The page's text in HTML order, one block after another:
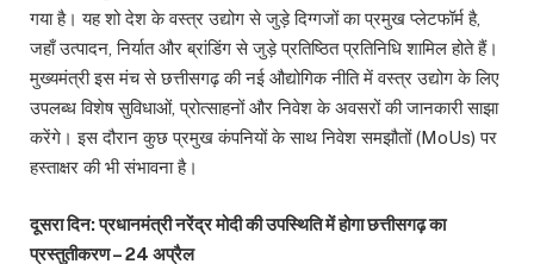
गया है। यह शो देश के वस्त्र उद्योग से जुड़े दिग्गजों का प्रमुख प्लेटफॉर्म है,
जहाँ उत्पादन, निर्यात और ब्रांडिंग से जुड़े प्रतिष्ठित प्रतिनिधि शामिल होते हैं।
मुख्यमंत्री इस मंच से छत्तीसगढ़ की नई औद्योगिक नीति में वस्त्र उद्योग के लिए
उपलब्ध विशेष सुविधाओं, प्रोत्साहनों और निवेश के अवसरों की जानकारी साझा
करेंगे। इस दौरान कुछ प्रमुख कंपनियों के साथ निवेश समझौतों (MoUs) पर
हस्ताक्षर की भी संभावना है।
दूसरा दिन: प्रधानमंत्री नरेंद्र मोदी की उपस्थिति में होगा छत्तीसगढ़ का
प्रस्तुतीकरण – 24 अप्रैल